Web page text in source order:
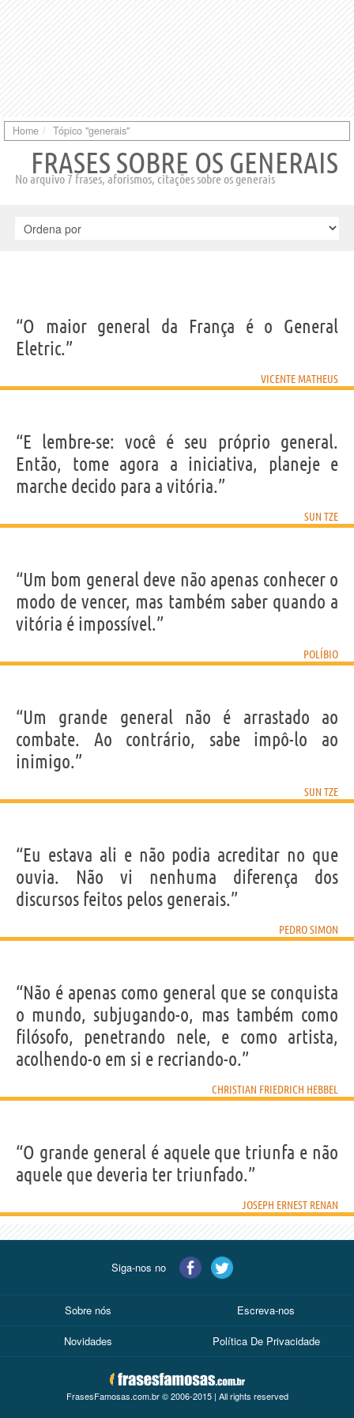
Home Tópico "generais"
FRASES SOBRE OS GENERAIS
No arquivo 7 frases, aforismos, citações sobre os generais
“O maior general da França é o General
Eletric.”
VICENTE MATHEUS
“E lembre-se: você é seu próprio general.
Então, tome agora a iniciativa, planeje e
marche decido para a vitória.”
SUN TZE
“Um bom general deve não apenas conhecer o
modo de vencer, mas também saber quando a
vitória é impossível.”
POLÍBIO
“Um grande general não é arrastado ao
combate. Ao contrário, sabe impô-lo ao
inimigo.”
SUN TZE
“Eu estava ali e não podia acreditar no que
ouvia. Não vi nenhuma diferença dos
discursos feitos pelos generais.”
PEDRO SIMON
“Não é apenas como general que se conquista
o mundo, subjugando-o, mas também como
filósofo, penetrando nele, e como artista,
acolhendo-o em si e recriando-o.”
CHRISTIAN FRIEDRICH HEBBEL
“O grande general é aquele que triunfa e não
aquele que deveria ter triunfado.”
JOSEPH ERNEST RENAN
Siga-nos no
Sobre nós Escreva-nos
Novidades Política De Privacidade
FrasesFamosas.com.br © 2006-2015 | All rights reserved